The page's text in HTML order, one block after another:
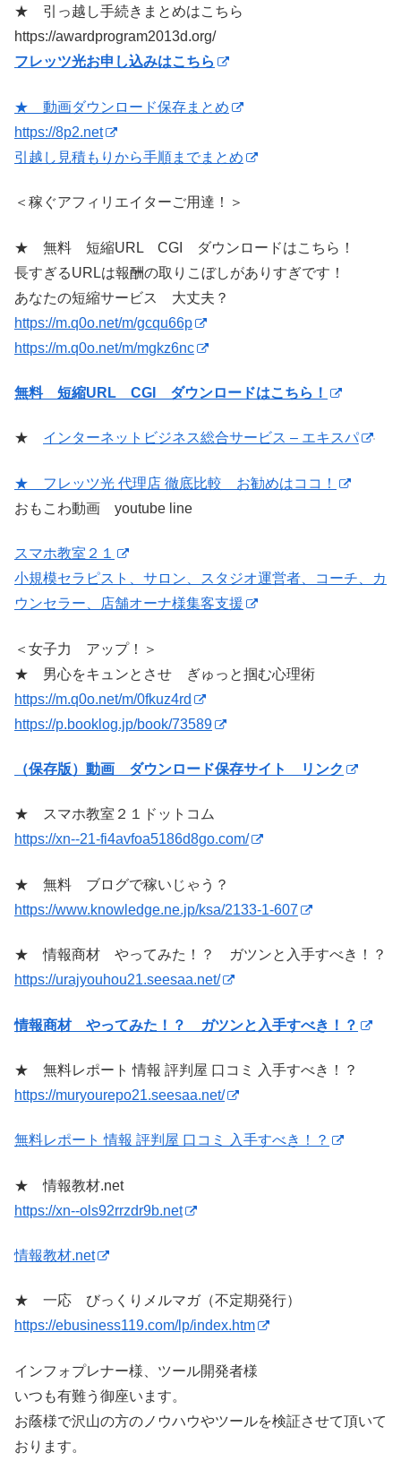
★ 引っ越し手続きまとめはこちら
https://awardprogram2013d.org/
フレッツ光お申し込みはこちら
★ 動画ダウンロード保存まとめ
https://8p2.net
引越し見積もりから手順までまとめ
＜稼ぐアフィリエイターご用達！＞
★ 無料 短縮URL CGI ダウンロードはこちら！
長すぎるURLは報酬の取りこぼしがありすぎです！
あなたの短縮サービス 大丈夫？
https://m.q0o.net/m/gcqu66p
https://m.q0o.net/m/mgkz6nc
無料 短縮URL CGI ダウンロードはこちら！
★ インターネットビジネス総合サービス – エキスパ
★ フレッツ光 代理店 徹底比較 お勧めはココ！
おもこわ動画 youtube line
スマホ教室２１
小規模セラピスト、サロン、スタジオ運営者、コーチ、カ
ウンセラー、店舗オーナ様集客支援
＜女子力 アップ！＞
★ 男心をキュンとさせ ぎゅっと掴む心理術
https://m.q0o.net/m/0fkuz4rd
https://p.booklog.jp/book/73589
（保存版）動画 ダウンロード保存サイト リンク
★ スマホ教室２１ドットコム
https://xn--21-fi4avfoa5186d8go.com/
★ 無料 ブログで稼いじゃう？
https://www.knowledge.ne.jp/ksa/2133-1-607
★ 情報商材 やってみた！？ ガツンと入手すべき！？
https://urajyouhou21.seesaa.net/
情報商材 やってみた！？ ガツンと入手すべき！？
★ 無料レポート 情報 評判屋 口コミ 入手すべき！？
https://muryourepo21.seesaa.net/
無料レポート 情報 評判屋 口コミ 入手すべき！？
★ 情報教材.net
https://xn--ols92rrzdr9b.net
情報教材.net
★ 一応 びっくりメルマガ（不定期発行）
https://ebusiness119.com/lp/index.htm
インフォプレナー様、ツール開発者様
いつも有難う御座います。
お蔭様で沢山の方のノウハウやツールを検証させて頂いて
おります。